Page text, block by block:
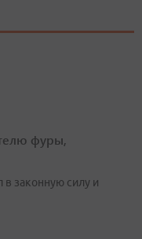
фуры,
законную силу и